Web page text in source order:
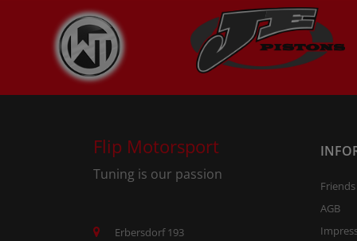
Flip Motorsport
Tuning is our passion
Erbersdorf 193
Friends
AGB